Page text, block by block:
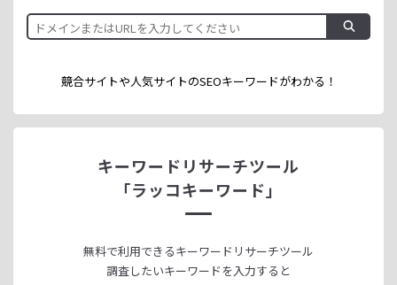
競合サイトや人気サイトのSEOキーワードがわかる！
キーワードリサーチツール
「ラッコキーワード」
無料で利用できるキーワードリサーチツール
調査したいキーワードを入力すると